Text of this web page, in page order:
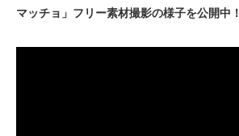
マッチョ」フリー素材撮影の様子を公開中！